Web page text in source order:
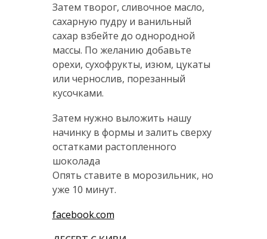
Затем творог, сливочное масло,
сахарную пудру и ванильный
сахар взбейте до однородной
массы. По желанию добавьте
орехи, сухофрукты, изюм, цукаты
или чернослив, порезанный
кусочками.
Затем нужно выложить нашу
начинку в формы и залить сверху
остатками растопленного
шоколада
Опять ставите в морозильник, но
уже 10 минут.
facebook.com